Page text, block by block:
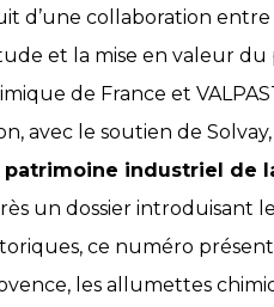
d’une collaboration entre
et la mise en valeur
de France et
avec le soutien de Solvay,
patrimoine industriel de
un dossier introduisant
ce numéro
les allumettes